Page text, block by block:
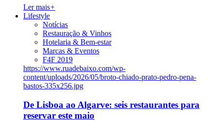
Ler mais+
Lifestyle
Notícias
Restauração & Vinhos
Hotelaria & Bem-estar
Marcas & Eventos
F4F 2019
https://www.ruadebaixo.com/wp-
content/uploads/2026/05/broto-chiado-prato-pedro-pena-
bastos-335x256.jpg
De Lisboa ao Algarve: seis restaurantes para
reservar este maio